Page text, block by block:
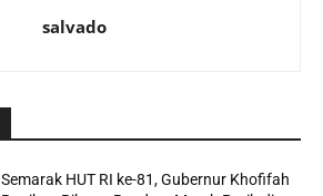
salvado
Semarak HUT RI ke-81, Gubernur Khofifah